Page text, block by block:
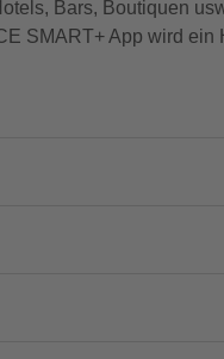
Bars, Boutiquen
SMART+ App wird